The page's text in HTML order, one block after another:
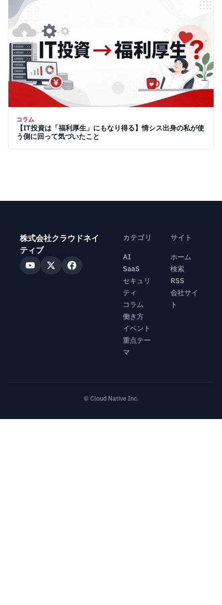
コラム
【IT投資は「福利厚生」にもなり得る】情シス出身の私が使
う側に回って気づいたこと
株式会社クラウドネイ
ティブ
カテゴリ
AI
SaaS
セキュリ
ティ
コラム
働き方
イベント
重点テー
マ
サイト
ホーム
検索
RSS
会社サイ
ト
© Cloud Native Inc.